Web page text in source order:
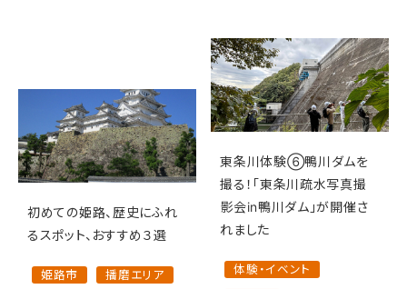
初めての姫路、歴史にふれ
るスポット、おすすめ３選
姫路市 播磨エリア
東条川体験⑥鴨川ダムを
撮る！「東条川疏水写真撮
影会in鴨川ダム」が開催さ
れました
体験・イベント